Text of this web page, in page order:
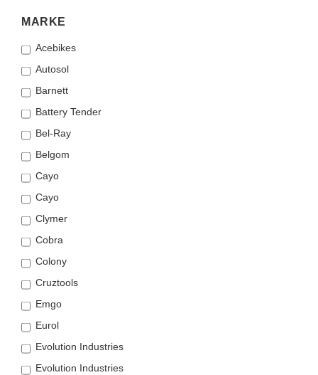
MARKE
MARKE
Acebikes
Autosol
Barnett
Battery Tender
Bel-Ray
Belgom
Cayo
Cayo
Clymer
Cobra
Colony
Cruztools
Emgo
Eurol
Evolution Industries
Evolution Industries